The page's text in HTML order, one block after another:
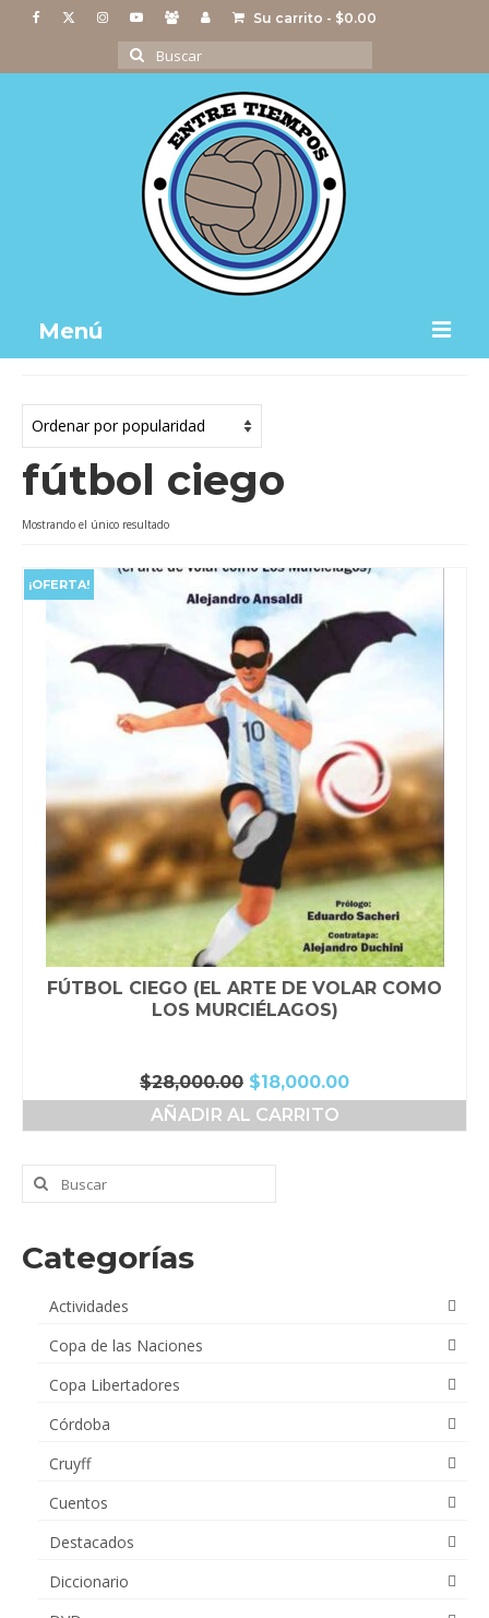
Su carrito - $0.00
Buscar
por:
Menú
Actividades
Imágenes
Videos
Tienda
fútbol ciego
Mostrando el único resultado
¡OFERTA!
FÚTBOL CIEGO (EL ARTE DE VOLAR COMO
LOS MURCIÉLAGOS)
$28,000.00 El
precio
original
$28,000.00.
$18,000.00El
precio
AÑADIR AL CARRITO
Buscar
por:
Categorías
Actividades
Copa de las Naciones
Copa Libertadores
Córdoba
Cruyff
Cuentos
Destacados
Diccionario